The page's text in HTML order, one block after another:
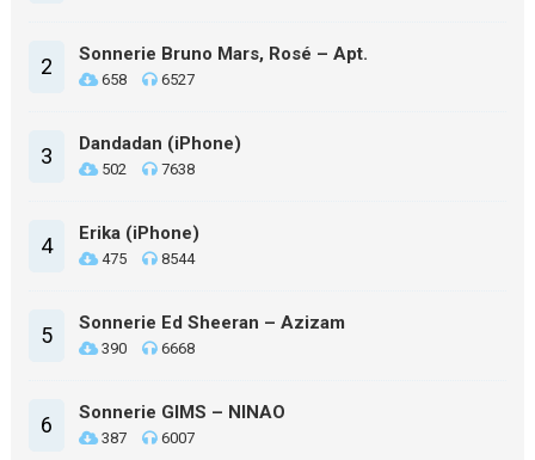
2 Sonnerie Bruno Mars, Rosé – Apt.
658 6527
3 Dandadan (iPhone)
502 7638
4 Erika (iPhone)
475 8544
5 Sonnerie Ed Sheeran – Azizam
390 6668
6 Sonnerie GIMS – NINAO
387 6007